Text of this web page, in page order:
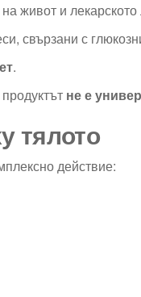
живот и лекарското
свързани с
.
не е
тялото
действие: